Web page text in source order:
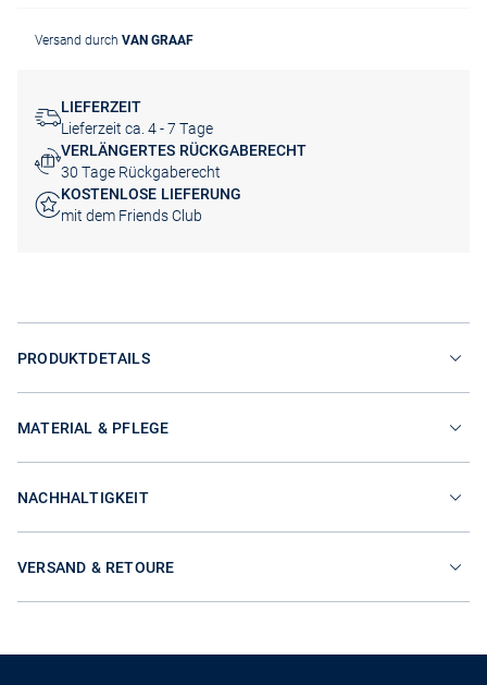
Versand durch VAN GRAAF
LIEFERZEIT
Lieferzeit ca. 4 - 7 Tage
VERLÄNGERTES RÜCKGABERECHT
30 Tage Rückgaberecht
KOSTENLOSE LIEFERUNG
mit dem Friends Club
PRODUKTDETAILS
MATERIAL & PFLEGE
NACHHALTIGKEIT
VERSAND & RETOURE